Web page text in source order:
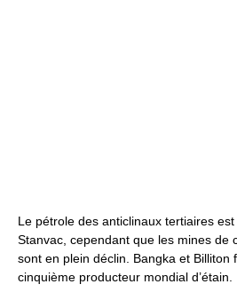
Le pétrole des anticlinaux tertiaires
Stanvac, cependant que les mines de
sont en plein déclin. Bangka et Billiton
cinquième producteur mondial d’étain.